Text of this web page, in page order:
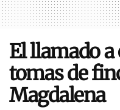
El llamado
tomas de
Magdalena